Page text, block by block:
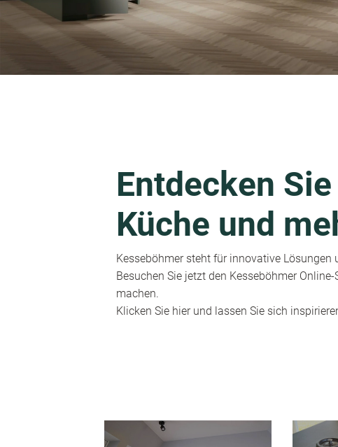
Entdecken
Küche und
Kesseböhmer steht für innovative
Besuchen Sie jetzt den Kesseböhmer
machen.
Klicken Sie hier und lassen Sie sich